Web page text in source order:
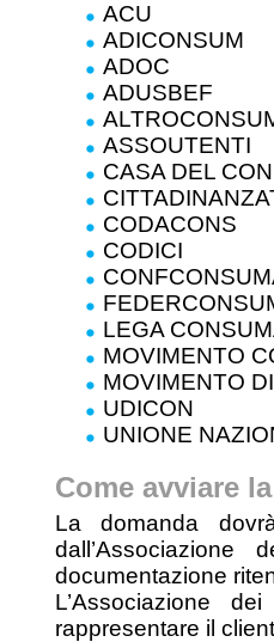
ACU
ADICONSUM
ADOC
ADUSBEF
ASSOUTENTI
CASA DEL
CODACONS
CODICI
LEGA
MOVIMENTO
MOVIMENTO
UDICON
UNIONE
Come avviare
La domanda
documentazione
L’Associazione
rappresentare il